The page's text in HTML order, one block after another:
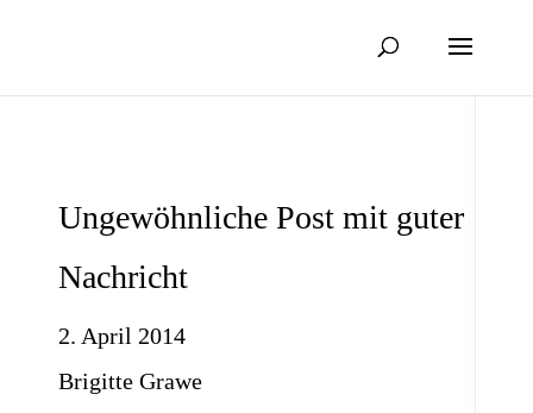
Ungewöhnliche Post mit guter
Nachricht
2. April 2014
Brigitte Grawe